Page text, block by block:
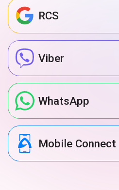
RCS
Viber
WhatsApp
Mobile Connect